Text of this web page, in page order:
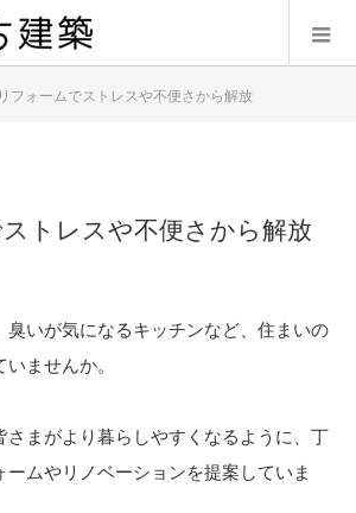
リフォームでストレスや不便さから解放
トレスや不便さから解放
臭いが気になるキッチンなど、住まいの
ませんか。
さまがより暮らしやすくなるように、丁
ムやリノベーションを提案していま